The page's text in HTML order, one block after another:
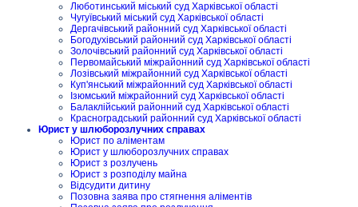
Люботинський міський суд Харківської області
Чугуївський міський суд Харківської області
Дергачівський районний суд Харківської області
Богодухівський районний суд Харківської області
Золочівський районний суд Харківської області
Первомайський міжрайонний суд Харківської області
Лозівський міжрайонний суд Харківської області
Куп'янський міжрайонний суд Харківської області
Ізюмський міжрайонний суд Харківської області
Балаклійський районний суд Харківської області
Красноградський районний суд Харківської області
Юрист у шлюборозлучних справах
Юрист по аліментам
Юрист у шлюборозлучних справах
Юрист з розлучень
Юрист з розподілу майна
Відсудити дитину
Позовна заява про стягнення аліментів